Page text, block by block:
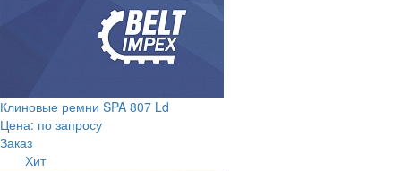
Клиновые ремни SPA 807 Ld
Цена: по запросу
Заказ
Хит